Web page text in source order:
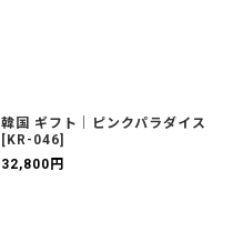
韓国 ギフト｜ピンクパラダイス
[ KR-046]
32,800 円